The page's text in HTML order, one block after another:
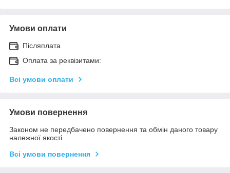
Умови оплати
Післяплата
Оплата за реквізитами:
Всі умови оплати
Умови повернення
Законом не передбачено повернення та обмін даного товару
належної якості
Всі умови повернення